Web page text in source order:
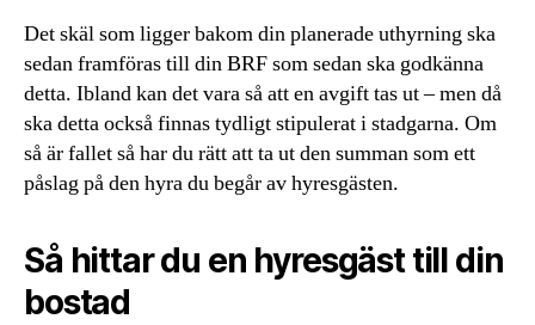
Det skäl som ligger bakom din planerade uthyrning ska
sedan framföras till din BRF som sedan ska godkänna
detta. Ibland kan det vara så att en avgift tas ut – men då
ska detta också finnas tydligt stipulerat i stadgarna. Om
så är fallet så har du rätt att ta ut den summan som ett
påslag på den hyra du begår av hyresgästen.
Så hittar du en hyresgäst till din
bostad